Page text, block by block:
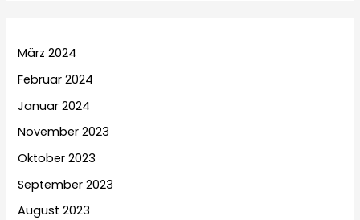
März 2024
Februar 2024
Januar 2024
November 2023
Oktober 2023
September 2023
August 2023